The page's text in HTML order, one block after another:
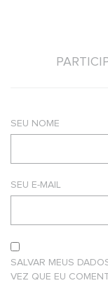
SEU NOME
SEU E-MAIL
SALVAR MEUS
VEZ QUE EU